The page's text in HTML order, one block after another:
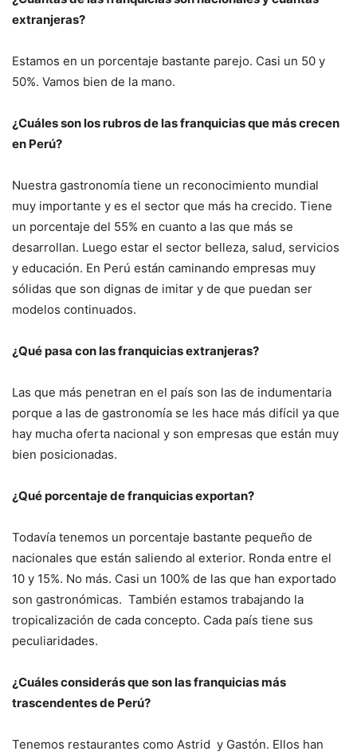
extranjeras?
Estamos en un porcentaje bastante parejo. Casi un 50 y
50%. Vamos bien de la mano.
¿Cuáles son los rubros de las franquicias que más crecen
en Perú?
Nuestra gastronomía tiene un reconocimiento mundial
muy importante y es el sector que más ha crecido. Tiene
un porcentaje del 55% en cuanto a las que más se
desarrollan. Luego estar el sector belleza, salud, servicios
y educación. En Perú están caminando empresas muy
sólidas que son dignas de imitar y de que puedan ser
modelos continuados.
¿Qué pasa con las franquicias extranjeras?
Las que más penetran en el país son las de indumentaria
porque a las de gastronomía se les hace más difícil ya que
hay mucha oferta nacional y son empresas que están muy
bien posicionadas.
¿Qué porcentaje de franquicias exportan?
Todavía tenemos un porcentaje bastante pequeño de
nacionales que están saliendo al exterior. Ronda entre el
10 y 15%. No más. Casi un 100% de las que han exportado
son gastronómicas. También estamos trabajando la
tropicalización de cada concepto. Cada país tiene sus
peculiaridades.
¿Cuáles considerás que son las franquicias más
trascendentes de Perú?
Tenemos restaurantes como Astrid y Gastón. Ellos han